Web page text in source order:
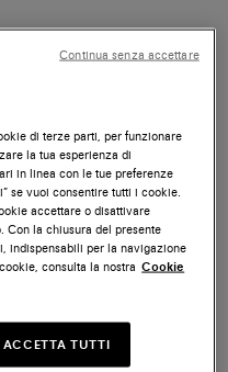
di terze parti, per funzionare
la tua esperienza di
in linea con le tue preferenze
se vuoi consentire tutti i cookie.
accettare o disattivare
Con la chiusura del presente
indispensabili per la navigazione
consulta la nostra Cookie
ACCETTA TUTTI
Continua senza accettare